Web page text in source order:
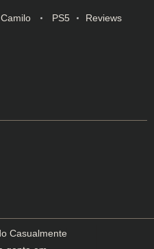
PS5 Reviews
Casualmente